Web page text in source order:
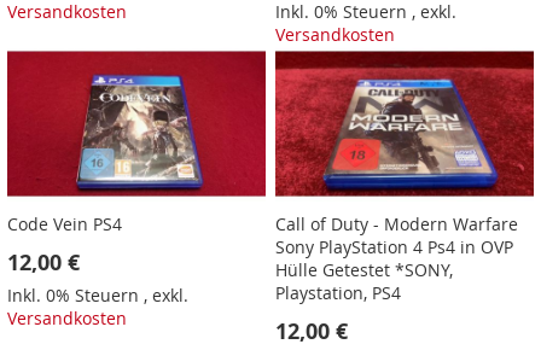
Versandkosten
Inkl. 0% Steuern ,exkl.
Versandkosten
Code Vein PS4
12,00 €
Inkl. 0% Steuern , exkl.
Versandkosten
Call of Duty - Modern Warfare
Sony PlayStation 4 Ps4 in OVP
Hülle Getestet *SONY,
Playstation, PS4
12,00 €